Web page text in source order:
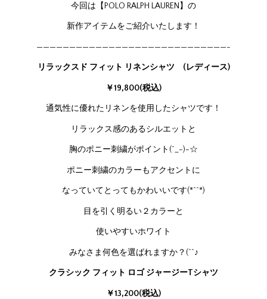
今回は【POLO RALPH LAUREN】の
新作アイテムをご紹介いたします！
—————————————————————————————-
リラックスド フィット リネンシャツ (レディース)
￥19,800(税込)
通気性に優れたリネンを使用したシャツです！
リラックス感のあるシルエットと
胸のポニー刺繍がポイント(^_-)-☆
ポニー刺繍のカラーもアクセントに
なっていてとってもかわいいです(*^^*)
目を引く明るい２カラーと
使いやすいホワイト
みなさま何色を選ばれますか？(^^♪
クラシック フィット ロゴ ジャージーTシャツ
￥13,200(税込)